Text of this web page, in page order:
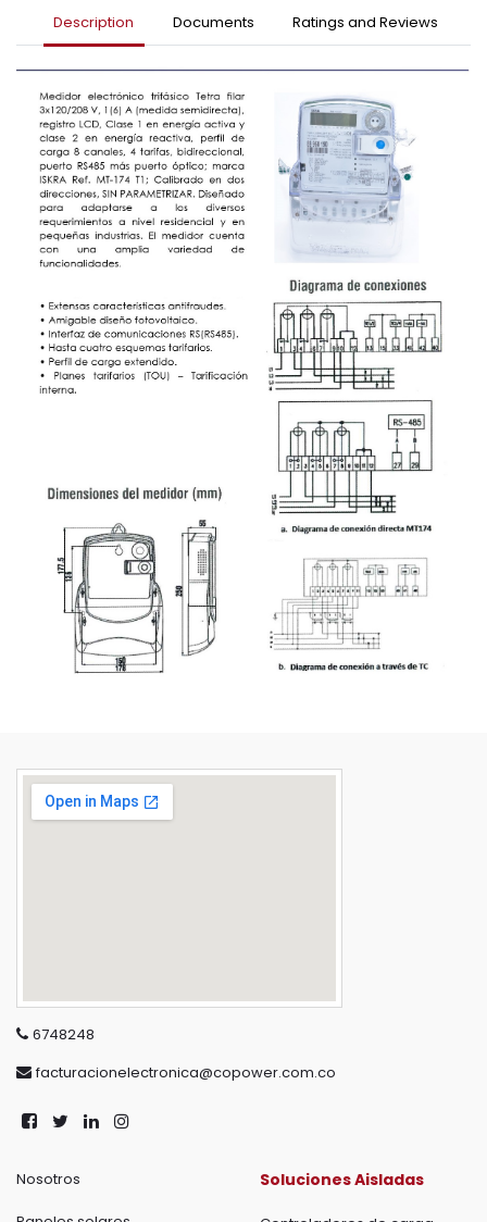
Description Documents Ratings and Reviews
6748248
facturacionelectronica@copower.com.co
Nosotros Soluciones Aisladas